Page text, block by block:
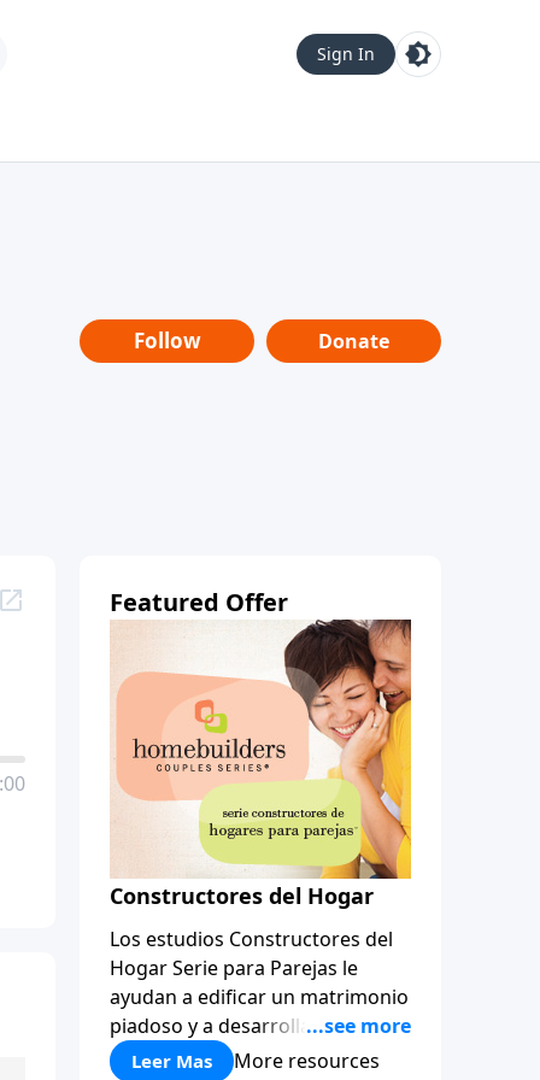
Sign In
Follow Donate
Featured Offer
Constructores del Hogar
Los estudios Constructores del
Hogar Serie para Parejas le
ayudan a edificar un matrimonio
piadoso y a desarrollar
amistades que duren para toda
Leer Mas More resources